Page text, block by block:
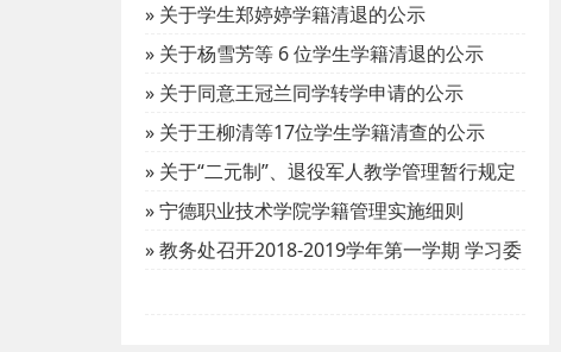
» 关于学生郑婷婷学籍清退的公示
» 关于杨雪芳等 6 位学生学籍清退的公示
» 关于同意王冠兰同学转学申请的公示
» 关于王柳清等17位学生学籍清查的公示
» 关于“二元制”、退役军人教学管理暂行规定
» 宁德职业技术学院学籍管理实施细则
» 教务处召开2018-2019学年第一学期 学习委